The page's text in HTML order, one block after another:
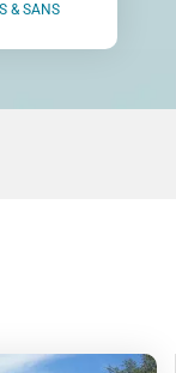
& SANS